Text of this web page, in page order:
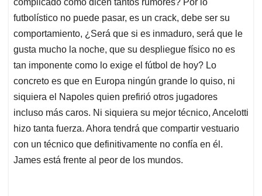
futbolístico no puede pasar, es un crack, debe ser su
comportamiento, ¿Será que si es inmaduro, será que le
gusta mucho la noche, que su despliegue físico no es
tan imponente como lo exige el fútbol de hoy? Lo
concreto es que en Europa ningún grande lo quiso, ni
siquiera el Napoles quien prefirió otros jugadores
incluso más caros. Ni siquiera su mejor técnico, Ancelotti
hizo tanta fuerza. Ahora tendrá que compartir vestuario
con un técnico que definitivamente no confía en él.
James está frente al peor de los mundos.